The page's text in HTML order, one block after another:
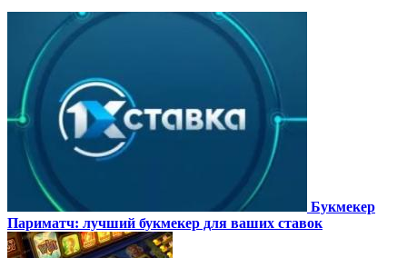
Букмекер
Париматч: лучший букмекер для ваших ставок